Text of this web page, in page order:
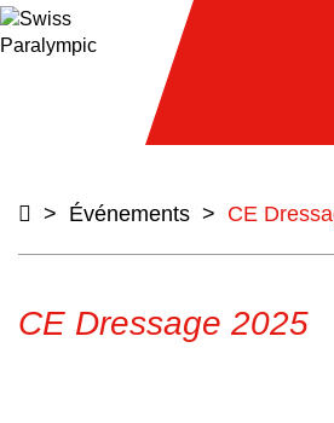
> Événements > CE
CE Dressage 2025